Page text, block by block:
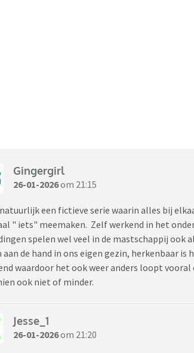
Gingergirl
26-01-2026om 21:15
een fictieve serie waarin alles bij
" iets" meemaken. Zelf werkend in het
spelen wel veel in de mastschappij ook
aan de hand in ons eigen gezin, herkenbaar is
waardoor het ook weer anders loopt
ook niet of minder.
Jesse_1
26-01-2026om 21:20